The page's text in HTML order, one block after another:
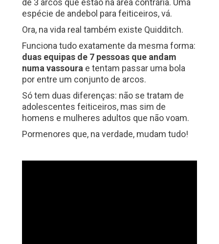
de 3 arcos que estão na área contrária. Uma
espécie de andebol para feiticeiros, vá.
Ora, na vida real também existe Quidditch.
Funciona tudo exatamente da mesma forma:
duas equipas de 7 pessoas que andam
numa vassoura e tentam passar uma bola
por entre um conjunto de arcos.
Só tem duas diferenças: não se tratam de
adolescentes feiticeiros, mas sim de
homens e mulheres adultos que não voam.
Pormenores que, na verdade, mudam tudo!